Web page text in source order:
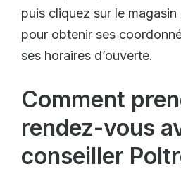
puis cliquez sur le
pour obtenir ses
ses horaires d’ouverte.
Comment
rendez-vous
conseiller